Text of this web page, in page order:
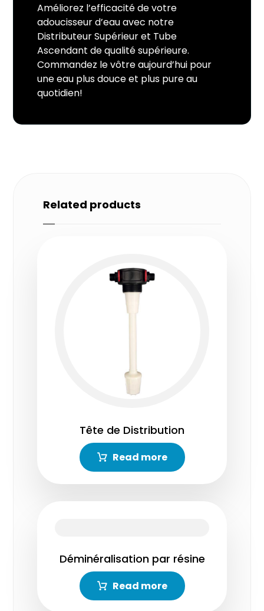
Améliorez l’efficacité de votre
adoucisseur d’eau avec notre
Distributeur Supérieur et Tube
Ascendant de qualité supérieure.
Commandez le vôtre aujourd’hui pour
une eau plus douce et plus pure au
quotidien!
Related products
Tête de Distribution
Read more
Déminéralisation par résine
Read more